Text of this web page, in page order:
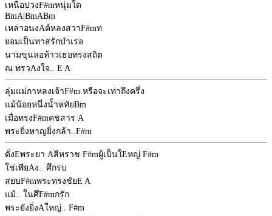
เหนือปวงF#mหนุ่มใด
BmA BmABm
เหล่าอนงAค์หลงสวาF#mท
ยอมเป็นทาสรักบำเรอ
นามขุนลอท้าวเธอทรงสถิต
ณ ทรวAงใจ.. E A
ลุ่มแม่กาหลงเจ้าF#m หรือจะเท่าถึงครึ่ง
แม้น้อยหนึ่งน้ำหทัยBm
เมื่อทรงF#mคชสาร A
พระยิ่งหาญยิ่งกล้า..F#m
ดั่งEพระยา Aสีหราช F#mผู้เป็นใEหญ่ F#m
ใช่เพียAง.. ศึกรบ
สยบF#mพระทรงชัยE A
แม้.. ในศึF#mกรัก
พระยังยิ่งAใหญ่.. F#m